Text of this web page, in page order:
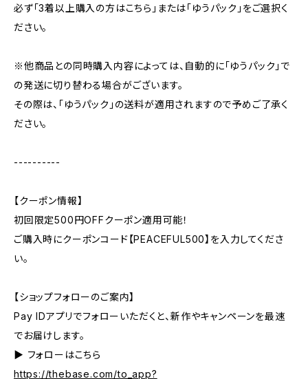
必ず「3着以上購入の方はこちら」または「ゆうパック」をご選択く
ださい。
※他商品との同時購入内容によっては、自動的に「ゆうパック」で
の発送に切り替わる場合がございます。
その際は、「ゆうパック」の送料が適用されますので予めご了承く
ださい。
----------
【クーポン情報】
初回限定500円OFFクーポン適用可能！
ご購入時にクーポンコード【PEACEFUL500】を入力してくださ
い。
【ショップフォローのご案内】
Pay IDアプリでフォローいただくと、新作やキャンペーンを最速
でお届けします。
▶︎ フォローはこちら
https://thebase.com/to_app?